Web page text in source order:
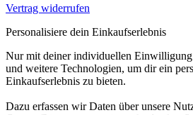
Vertrag widerrufen
Personalisiere dein Einkaufserlebnis
Nur mit deiner individuellen
und weitere Technologien, um dir ein
Einkaufserlebnis zu bieten.
Dazu erfassen wir Daten über unsere